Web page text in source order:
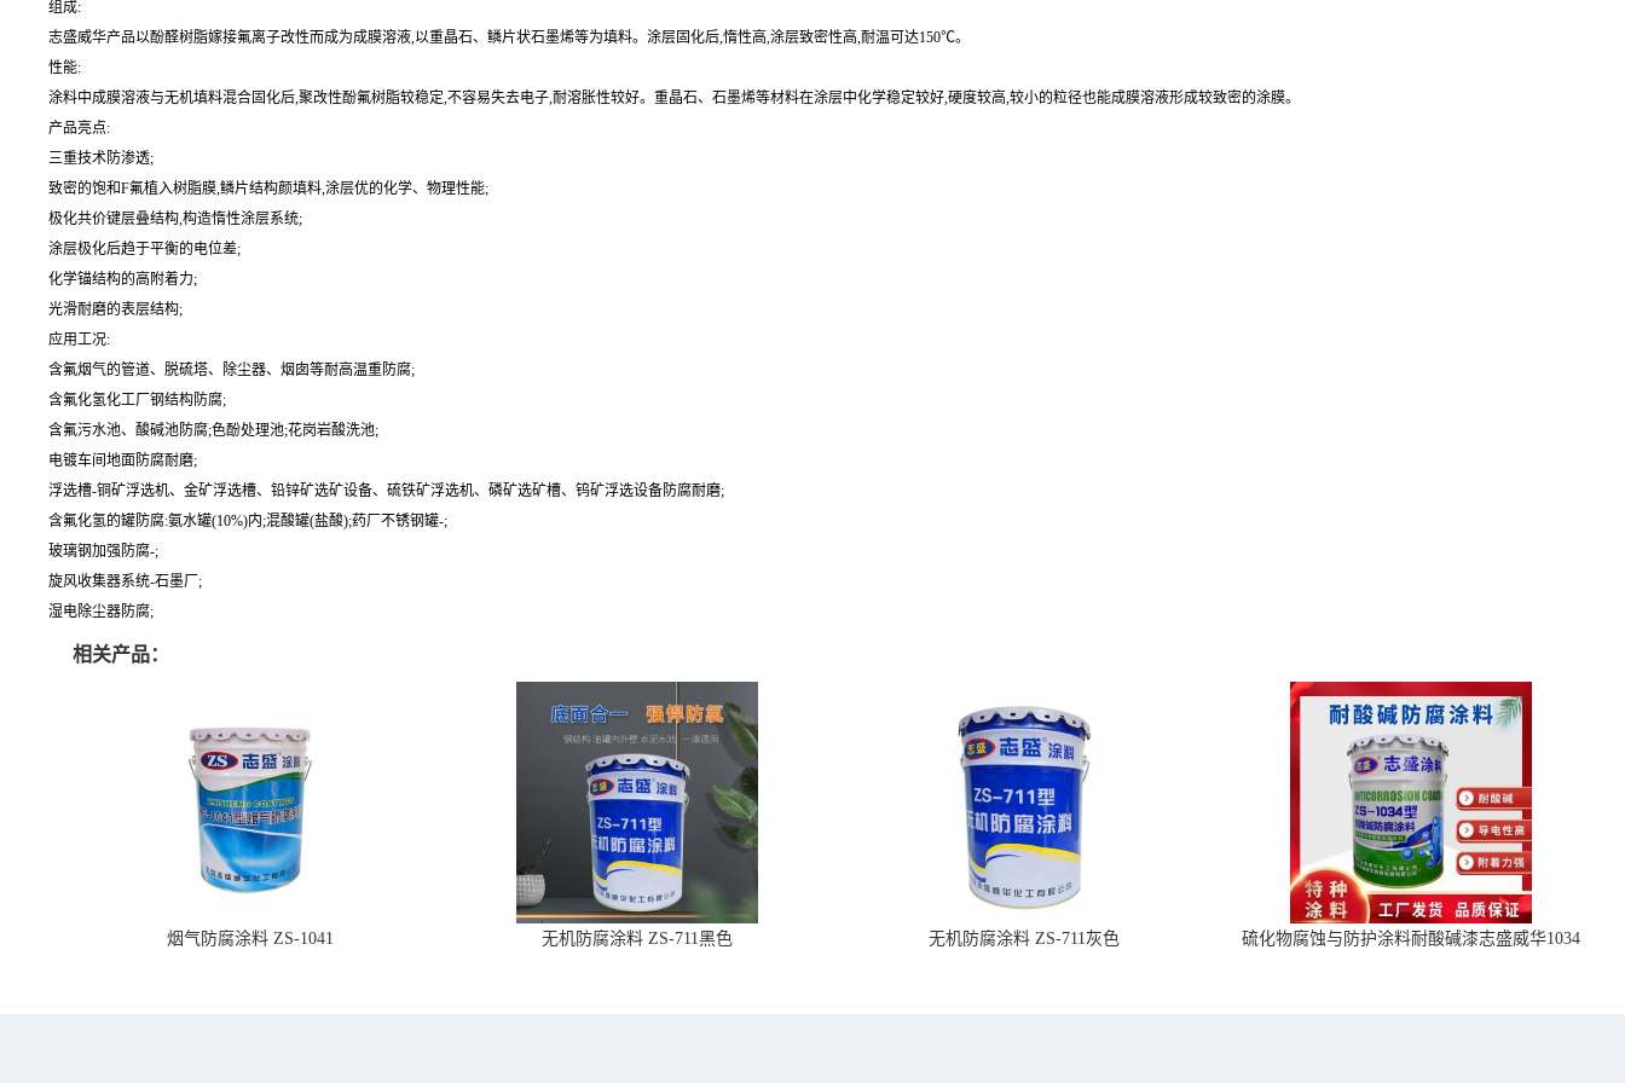
组成:
志盛威华产品以酚醛树脂嫁接氟离子改性而成为成膜溶液,以重晶石、鳞片状石墨烯等为填料。涂层固化后,惰性高,涂层致密性高,耐温可达150℃。
性能:
涂料中成膜溶液与无机填料混合固化后,聚改性酚氟树脂较稳定,不容易失去电子,耐溶胀性较好。重晶石、石墨烯等材料在涂层中化学稳定较好,硬度较高,较小的粒径也能成膜溶液形成较致密的涂膜。
产品亮点:
三重技术防渗透;
致密的饱和F氟植入树脂膜,鳞片结构颜填料,涂层优的化学、物理性能;
极化共价键层叠结构,构造惰性涂层系统;
涂层极化后趋于平衡的电位差;
化学锚结构的高附着力;
光滑耐磨的表层结构;
应用工况:
含氟烟气的管道、脱硫塔、除尘器、烟囱等耐高温重防腐;
含氟化氢化工厂钢结构防腐;
含氟污水池、酸碱池防腐;色酚处理池;花岗岩酸洗池;
电镀车间地面防腐耐磨;
浮选槽-铜矿浮选机、金矿浮选槽、铅锌矿选矿设备、硫铁矿浮选机、磷矿选矿槽、钨矿浮选设备防腐耐磨;
含氟化氢的罐防腐:氨水罐(10%)内;混酸罐(盐酸);药厂不锈钢罐-;
玻璃钢加强防腐-;
旋风收集器系统-石墨厂;
湿电除尘器防腐;
相关产品：
烟气防腐涂料 ZS-1041 无机防腐涂料 ZS-711黑色 无机防腐涂料 ZS-711灰色 硫化物腐蚀与防护涂料耐酸碱漆志盛威华1034